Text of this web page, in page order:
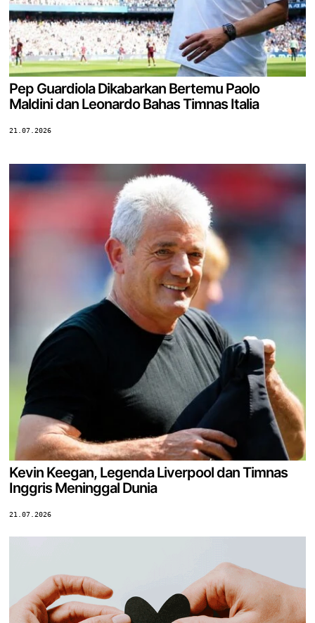
Pep Guardiola Dikabarkan Bertemu Paolo
Maldini dan Leonardo Bahas Timnas Italia
21.07.2026
Kevin Keegan, Legenda Liverpool dan Timnas
Inggris Meninggal Dunia
21.07.2026